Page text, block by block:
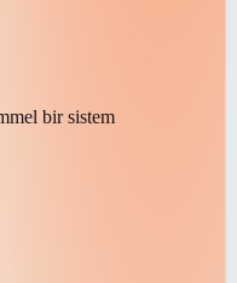
bir sistem